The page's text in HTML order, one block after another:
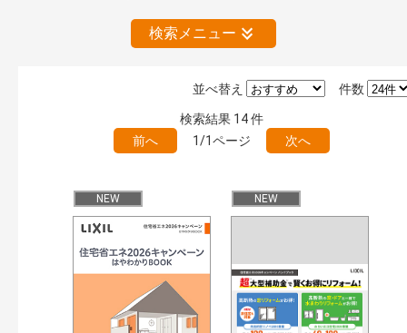
検索メニュー
絞り込みの解除
旧版（WEBカタログ）
キーワード検索（あいまい）
おすすめハッシュタグ
まずはここから（4）
施工イメージ・アイデア集（1）
件数
並べ替え
検索結果 14件
前へ
1/1ページ 次へ
NEW NEW